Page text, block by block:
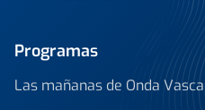
Programas
Las mañanas de Onda Vasca